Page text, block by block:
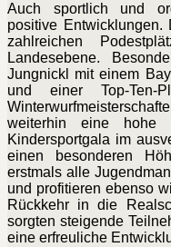
Auch sportlich und
positive Entwicklungen.
zahlreichen
Landesebene.
Jungnickl mit einem
und einer Top-Ten-
weiterhin eine hohe
Kindersportgala im
einen besonderen
erstmals alle
und profitieren ebenso
Rückkehr in die
sorgten steigende
eine erfreuliche